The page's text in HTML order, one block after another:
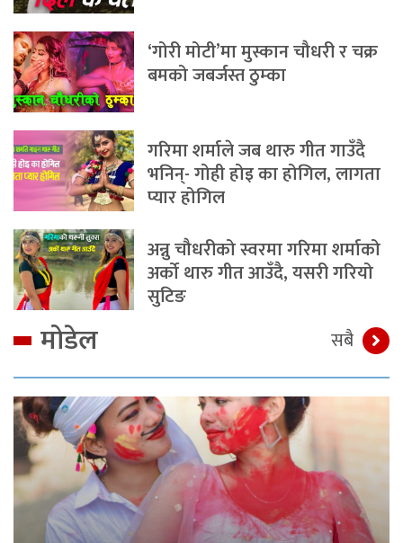
‘गोरी मोटी’मा मुस्कान चौधरी र चक्र
बमको जबर्जस्त ठुम्का
गरिमा शर्माले जब थारु गीत गाउँदै
भनिन्- गोही होइ का होगिल, लागता
प्यार होगिल
अन्नु चौधरीको स्वरमा गरिमा शर्माको
अर्को थारु गीत आउँदै, यसरी गरियो
सुटिङ
मोडेल सबै